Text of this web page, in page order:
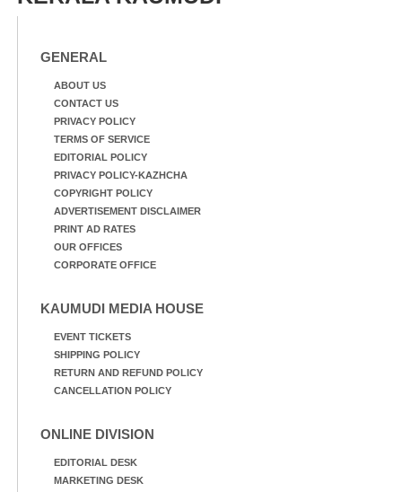
GENERAL
ABOUT US
CONTACT US
PRIVACY POLICY
TERMS OF SERVICE
EDITORIAL POLICY
PRIVACY POLICY-KAZHCHA
COPYRIGHT POLICY
ADVERTISEMENT DISCLAIMER
PRINT AD RATES
OUR OFFICES
CORPORATE OFFICE
KAUMUDI MEDIA HOUSE
EVENT TICKETS
SHIPPING POLICY
RETURN AND REFUND POLICY
CANCELLATION POLICY
ONLINE DIVISION
EDITORIAL DESK
MARKETING DESK